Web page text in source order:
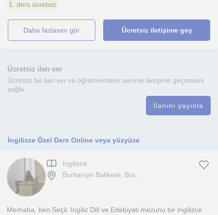
1. ders ücretsiz
daha fazlasını gör Ücretsiz iletişime geç
Ücretsiz ilan ver
Ücretsiz bir ilan ver ve öğretmenlerin seninle iletişime geçmesini
sağla
İlanını yayınla
İngilizce Özel Ders Online veya yüzyüze
Ingilizce
Burhaniye Balikesir, Bur...
Merhaba, ben Seçil. Ingiliz Dili ve Edebiyati mezunu bir Ingilizce